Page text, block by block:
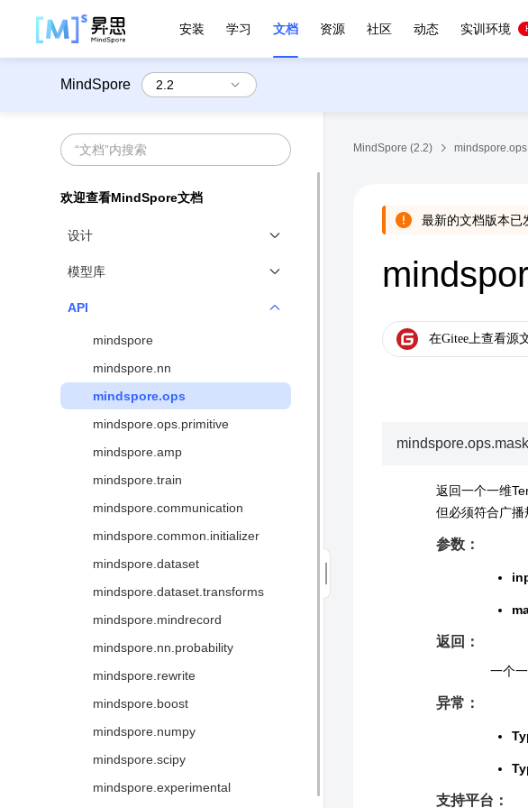
安装 学习 文档 资源 社区 动态 实训环境
MindSpore
欢迎查看MindSpore文档
设计
MindSpore设计概览
分布式并行原生
高性能数据处理引擎
全场景统一架构
图算融合加速引擎
三方硬件对接
模型库
API
mindspore
mindspore.nn
mindspore.ops
mindspore.ops.primitive
mindspore.amp
mindspore.train
mindspore.communication
mindspore.common.initializer
mindspore.dataset
mindspore.dataset.transforms
mindspore.mindrecord
mindspore.nn.probability
mindspore.rewrite
mindspore.boost
mindspore.numpy
mindspore.scipy
mindspore.experimental
MindSpore (2.2) mindspore.ops
最新的文档版本已
mindspore.ops.
返回一个一维
但必须符合广播
参数：
返回：
一个
异常：
支持平台：